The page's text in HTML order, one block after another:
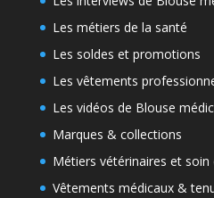
Les métiers de la santé
Les soldes et promotions
Les vêtements
Les vidéos de Blouse
Marques & collections
Métiers vétérinaires et soin
Vêtements médicaux &